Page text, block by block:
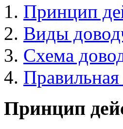
Принцип
Виды
Схема
Правильная
Принцип